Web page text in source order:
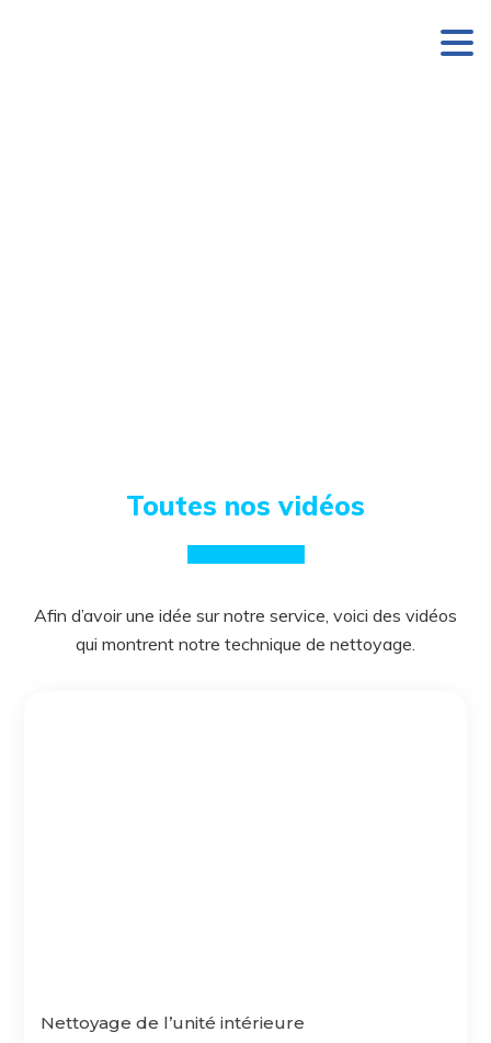
Toutes nos vidéos
Afin d’avoir une idée sur notre service, voici des vidéos
qui montrent notre technique de nettoyage.
Nettoyage de l’unité intérieure